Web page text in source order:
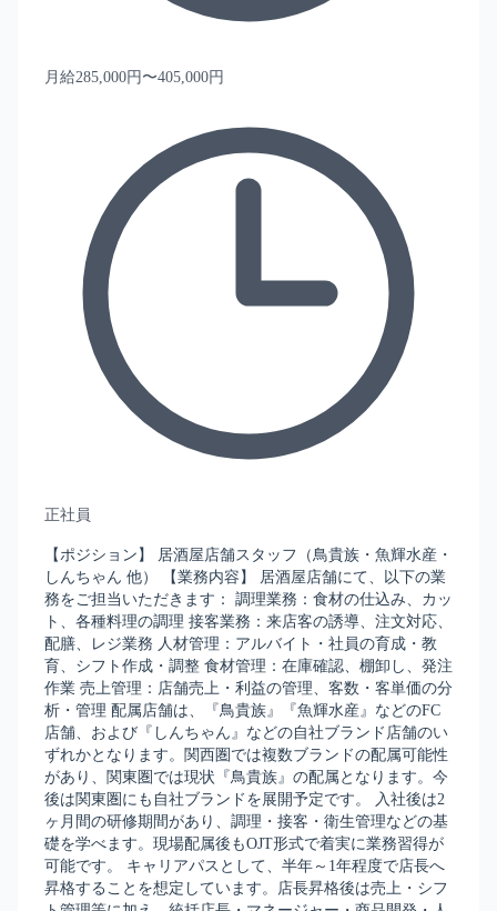
月給285,000円〜405,000円
正社員
【ポジション】 居酒屋店舗スタッフ（鳥貴族・魚輝水産・
しんちゃん 他） 【業務内容】 居酒屋店舗にて、以下の業
務をご担当いただきます： 調理業務：食材の仕込み、カッ
ト、各種料理の調理 接客業務：来店客の誘導、注文対応、
配膳、レジ業務 人材管理：アルバイト・社員の育成・教
育、シフト作成・調整 食材管理：在庫確認、棚卸し、発注
作業 売上管理：店舗売上・利益の管理、客数・客単価の分
析・管理 配属店舗は、『鳥貴族』『魚輝水産』などのFC
店舗、および『しんちゃん』などの自社ブランド店舗のい
ずれかとなります。関西圏では複数ブランドの配属可能性
があり、関東圏では現状『鳥貴族』の配属となります。今
後は関東圏にも自社ブランドを展開予定です。 入社後は2
ヶ月間の研修期間があり、調理・接客・衛生管理などの基
礎を学べます。現場配属後もOJT形式で着実に業務習得が
可能です。 キャリアパスとして、半年～1年程度で店長へ
昇格することを想定しています。店長昇格後は売上・シフ